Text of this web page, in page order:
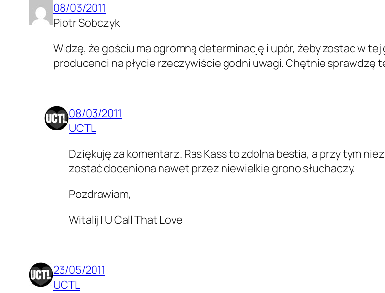
08/03/2011
Piotr Sobczyk
Widzę, że gościu ma ogromną determinację i upór, żeby zostać w
producenci na płycie rzeczywiście godni uwagi. Chętnie sprawdzę
08/03/2011
UCTL
Dziękuję za komentarz. Ras Kass to zdolna bestia, a przy tym
zostać doceniona nawet przez niewielkie grono słuchaczy.
Pozdrawiam,
Witalij | U Call That Love
23/05/2011
UCTL